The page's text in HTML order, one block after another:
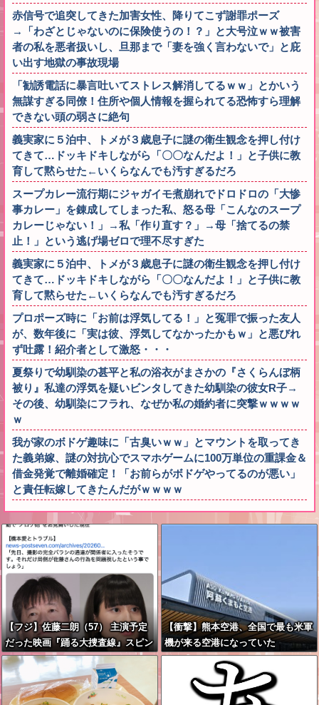
赤信号で追突してきた加害女性、降りてこず謝罪ポーズ
→「わざとじゃないのに保険使うの！？」と大号泣ｗｗ被害
者の私を悪者扱いし、旦那まで「妻を強く言わないで」と庇
い出す地獄の事故現場
「勧誘電話に暴言吐いてストレス解消してるｗｗ」とかいう
無謀すぎる同僚！住所や個人情報を握られてる恐怖すら理解
できない頭の弱さに絶句
義実家に５泊中、トメが３歳息子に謎の衛生観念を押し付け
てきて…ドッキドキしながら「〇〇なんだよ！」と子供に教
育して黙らせた←いくらなんでも汚すぎるだろ
スープカレー流行期にジャガイモ煮崩れでドロドロの「大惨
事カレー」を錬成してしまった私、怒る母「こんなのスープ
カレーじゃない！」→私「作り直す？」→母「捨てるの禁
止！」という逃げ場ゼロで理不尽すぎた
義実家に５泊中、トメが３歳息子に謎の衛生観念を押し付け
てきて…ドッキドキしながら「〇〇なんだよ！」と子供に教
育して黙らせた←いくらなんでも汚すぎるだろ
プロポーズ時に「お前は浮気してる！」と冤罪で振った友人
が、数年後に「実は彼、浮気してなかったかもｗ」と悪びれ
ず吐露！紹介者として激怒・・・
夏祭りで幼馴染の甚平と私の浴衣がまさかの『さくらんぼ柄
被り』私達の浮気を疑いビンタしてきた幼馴染の彼女R子→
その後、幼馴染にフラれ、なぜか私の婚約者に突撃ｗｗｗｗ
ｗ
我が家のボドゲ趣味に「古臭いｗｗ」とマウントを取ってき
た義弟嫁、謎の対抗心でスマホゲームに100万単位の重課金＆
借金発覚で離婚確定！「お前らがボドゲやってるのが悪い」
と責任転嫁してきたんだがｗｗｗｗ
【フジ】佐藤二朗（57） 主演予定
だった映画『踊る大捜査線』スピン
オフ作品の撮影中止が正式に決定
【衝撃】熊本空港、全国で最も米軍
機が来る空港になっていた